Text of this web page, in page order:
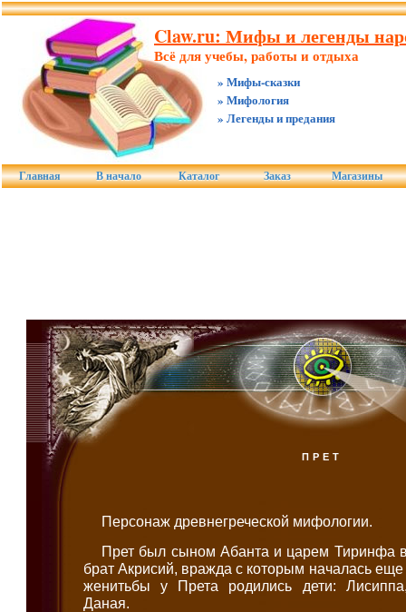
Claw.ru: Мифы и легенды
Всё для учебы, работы и отдыха
» Мифы-сказки
» Мифология
» Легенды и предания
Главная В начало Каталог Заказ Магазины
ПРЕТ
Персонаж древнегреческой мифологии.
Прет был сыном Абанта и царем Тиринфа
брат Акрисий, вражда с которым началась
женитьбы у Прета родились дети:
Даная.